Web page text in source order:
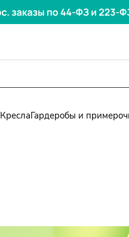
КреслаГардеробы и